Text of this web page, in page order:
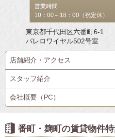
営業時間
10：00～18：00（祝定休）
東京都千代田区六番町6-1
パレロワイヤル502号室
店舗紹介・アクセス
スタッフ紹介
会社概要（PC）
番町・麹町の賃貸物件